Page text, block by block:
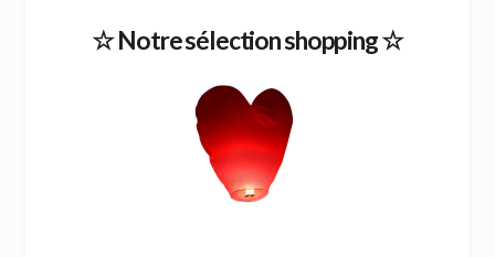
☆ Notre sélection shopping ☆